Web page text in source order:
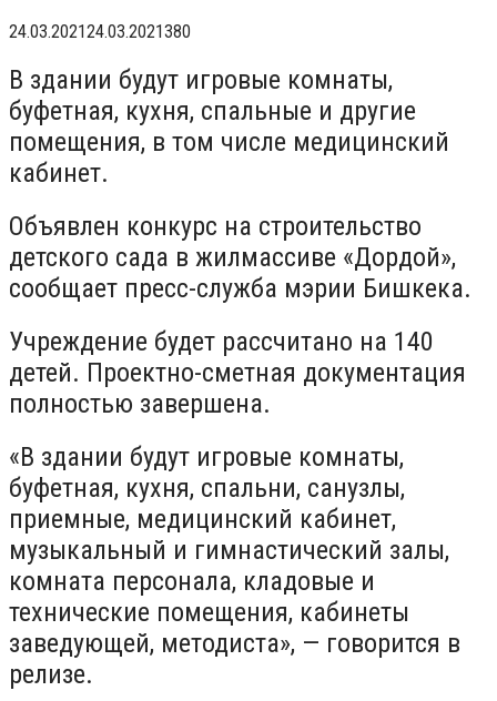
24.03.202124.03.2021380
В здании будут игровые комнаты,
буфетная, кухня, спальные и другие
помещения, в том числе медицинский
кабинет.
Объявлен конкурс на строительство
детского сада в жилмассиве «Дордой»,
сообщает пресс-служба мэрии Бишкека.
Учреждение будет рассчитано на 140
детей. Проектно-сметная документация
полностью завершена.
«В здании будут игровые комнаты,
буфетная, кухня, спальни, санузлы,
приемные, медицинский кабинет,
музыкальный и гимнастический залы,
комната персонала, кладовые и
технические помещения, кабинеты
заведующей, методиста», — говорится в
релизе.